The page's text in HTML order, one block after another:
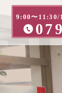
9:00〜11:30/